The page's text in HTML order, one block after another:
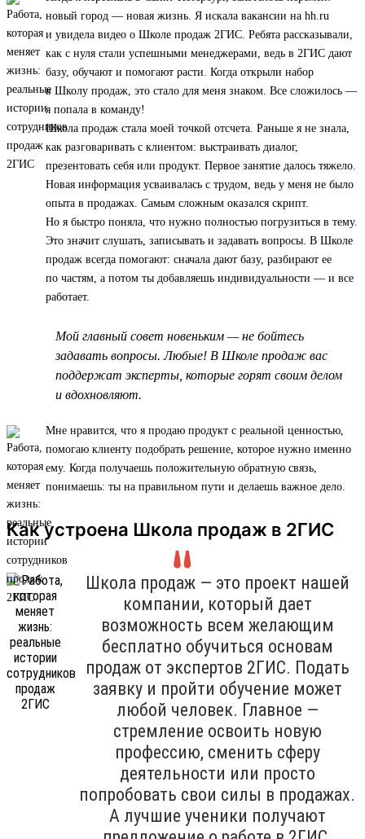
новый город — новая жизнь. Я искала вакансии на hh.ru
и увидела видео о Школе продаж 2ГИС. Ребята рассказывали,
как с нуля стали успешными менеджерами, ведь в 2ГИС дают
базу, обучают и помогают расти. Когда открыли набор
в Школу продаж, это стало для меня знаком. Все сложилось —
я попала в команду!
Школа продаж стала моей точкой отсчета. Раньше я не знала,
как разговаривать с клиентом: выстраивать диалог,
презентовать себя или продукт. Первое занятие далось тяжело.
Новая информация усваивалась с трудом, ведь у меня не было
опыта в продажах. Самым сложным оказался скрипт.
Но я быстро поняла, что нужно полностью погрузиться в тему.
Это значит слушать, записывать и задавать вопросы. В Школе
продаж всегда помогают: сначала дают базу, разбирают ее
по частям, а потом ты добавляешь индивидуальности — и все
работает.
Мой главный совет новеньким — не бойтесь
задавать вопросы. Любые! В Школе продаж вас
поддержат эксперты, которые горят своим делом
и вдохновляют.
Мне нравится, что я продаю продукт с реальной ценностью,
помогаю клиенту подобрать решение, которое нужно именно
ему. Когда получаешь положительную обратную связь,
понимаешь: ты на правильном пути и делаешь важное дело.
Как устроена Школа продаж в 2ГИС
Школа продаж — это проект нашей
компании, который дает
возможность всем желающим
бесплатно обучиться основам
продаж от экспертов 2ГИС. Подать
заявку и пройти обучение может
любой человек. Главное —
стремление освоить новую
профессию, сменить сферу
деятельности или просто
попробовать свои силы в продажах.
А лучшие ученики получают